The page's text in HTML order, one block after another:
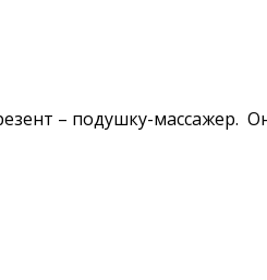
– подушку-массажер.